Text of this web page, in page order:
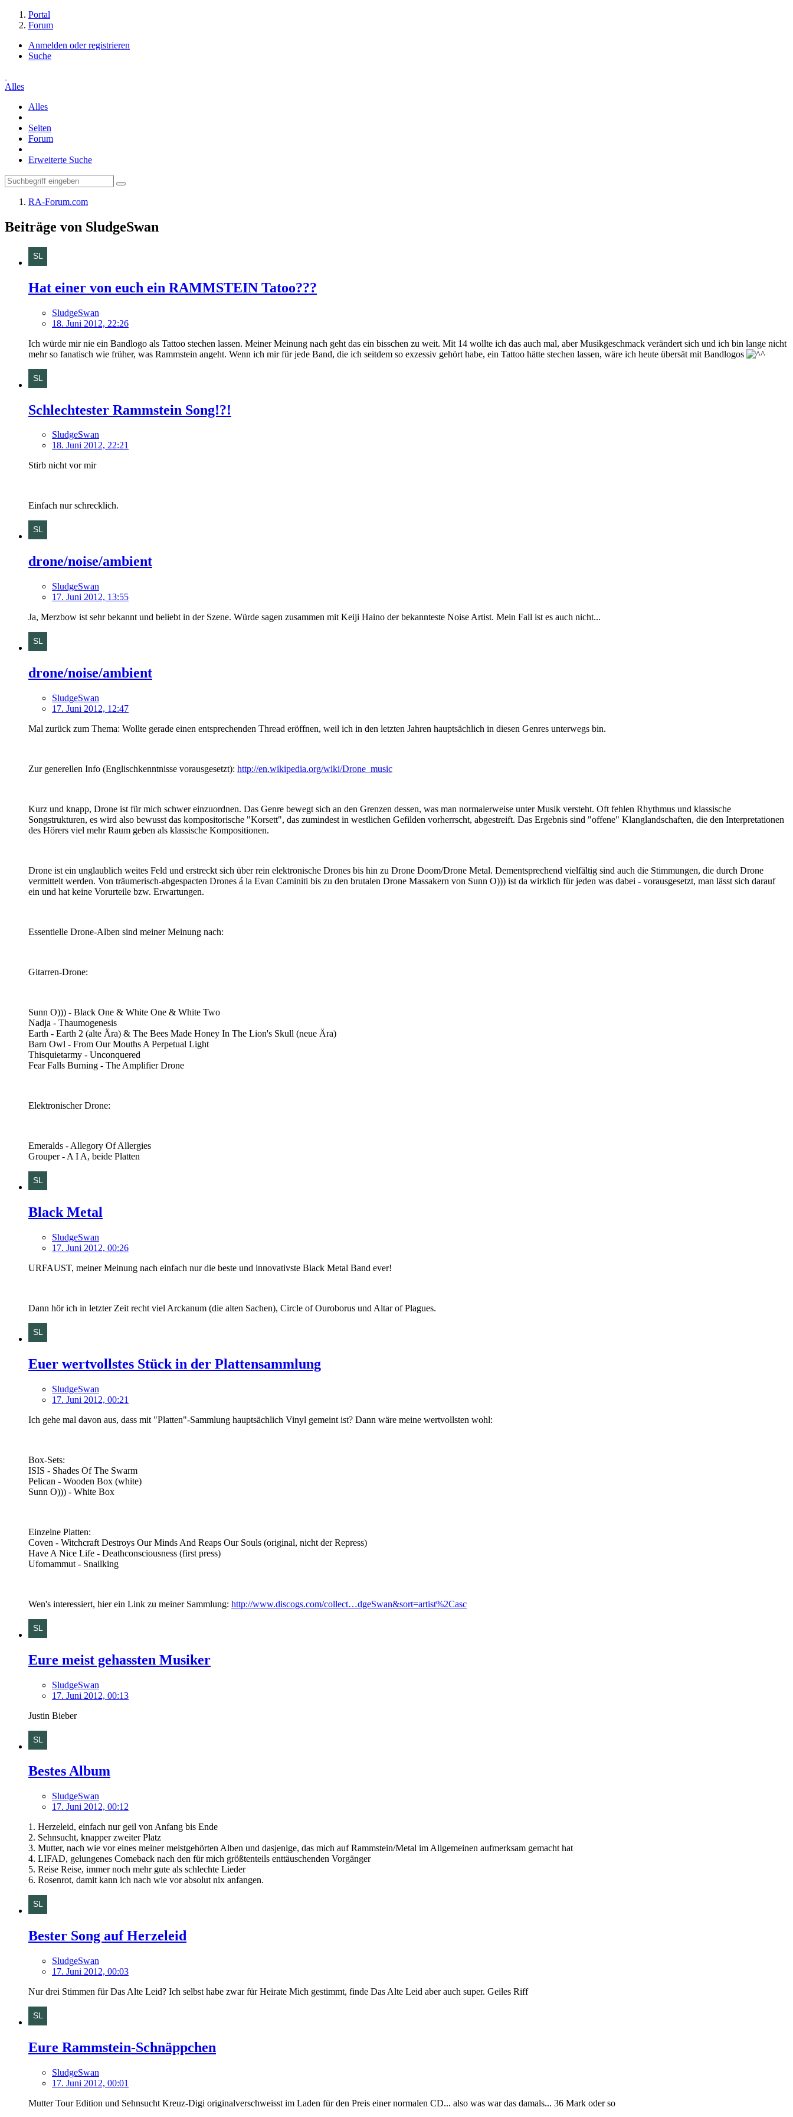
Portal
Forum
Anmelden oder registrieren
Suche
Alles
Alles
Seiten
Forum
Erweiterte Suche
RA-Forum.com
Beiträge von SludgeSwan
Hat einer von euch ein RAMMSTEIN Tatoo???
SludgeSwan
18. Juni 2012, 22:26
Ich würde mir nie ein Bandlogo als Tattoo stechen lassen. Meiner Meinung nach geht das ein bisschen zu weit. Mit 14 wollte ich das auch mal, aber Musikgeschmack verändert sich und ich bin lange nicht
mehr so fanatisch wie früher, was Rammstein angeht. Wenn ich mir für jede Band, die ich seitdem so exzessiv gehört habe, ein Tattoo hätte stechen lassen, wäre ich heute übersät mit Bandlogos
Schlechtester Rammstein Song!?!
SludgeSwan
18. Juni 2012, 22:21
Stirb nicht vor mir
Einfach nur schrecklich.
drone/noise/ambient
SludgeSwan
17. Juni 2012, 13:55
Ja, Merzbow ist sehr bekannt und beliebt in der Szene. Würde sagen zusammen mit Keiji Haino der bekannteste Noise Artist. Mein Fall ist es auch nicht...
drone/noise/ambient
SludgeSwan
17. Juni 2012, 12:47
Mal zurück zum Thema: Wollte gerade einen entsprechenden Thread eröffnen, weil ich in den letzten Jahren hauptsächlich in diesen Genres unterwegs bin.
Zur generellen Info (Englischkenntnisse vorausgesetzt): http://en.wikipedia.org/wiki/Drone_music
Kurz und knapp, Drone ist für mich schwer einzuordnen. Das Genre bewegt sich an den Grenzen dessen, was man normalerweise unter Musik versteht. Oft fehlen Rhythmus und klassische
Songstrukturen, es wird also bewusst das kompositorische "Korsett", das zumindest in westlichen Gefilden vorherrscht, abgestreift. Das Ergebnis sind "offene" Klanglandschaften, die den Interpretationen
des Hörers viel mehr Raum geben als klassische Kompositionen.
Drone ist ein unglaublich weites Feld und erstreckt sich über rein elektronische Drones bis hin zu Drone Doom/Drone Metal. Dementsprechend vielfältig sind auch die Stimmungen, die durch Drone
vermittelt werden. Von träumerisch-abgespacten Drones á la Evan Caminiti bis zu den brutalen Drone Massakern von Sunn O))) ist da wirklich für jeden was dabei - vorausgesetzt, man lässt sich darauf
ein und hat keine Vorurteile bzw. Erwartungen.
Essentielle Drone-Alben sind meiner Meinung nach:
Gitarren-Drone:
Sunn O))) - Black One & White One & White Two
Nadja - Thaumogenesis
Earth - Earth 2 (alte Ära) & The Bees Made Honey In The Lion's Skull (neue Ära)
Barn Owl - From Our Mouths A Perpetual Light
Thisquietarmy - Unconquered
Fear Falls Burning - The Amplifier Drone
Elektronischer Drone:
Emeralds - Allegory Of Allergies
Grouper - A I A, beide Platten
Black Metal
SludgeSwan
17. Juni 2012, 00:26
URFAUST, meiner Meinung nach einfach nur die beste und innovativste Black Metal Band ever!
Dann hör ich in letzter Zeit recht viel Arckanum (die alten Sachen), Circle of Ouroborus und Altar of Plagues.
Euer wertvollstes Stück in der Plattensammlung
SludgeSwan
17. Juni 2012, 00:21
Ich gehe mal davon aus, dass mit "Platten"-Sammlung hauptsächlich Vinyl gemeint ist? Dann wäre meine wertvollsten wohl:
Box-Sets:
ISIS - Shades Of The Swarm
Pelican - Wooden Box (white)
Sunn O))) - White Box
Einzelne Platten:
Coven - Witchcraft Destroys Our Minds And Reaps Our Souls (original, nicht der Repress)
Have A Nice Life - Deathconsciousness (first press)
Ufomammut - Snailking
Wen's interessiert, hier ein Link zu meiner Sammlung: http://www.discogs.com/collect…dgeSwan&sort=artist%2Casc
Eure meist gehassten Musiker
SludgeSwan
17. Juni 2012, 00:13
Justin Bieber
Bestes Album
SludgeSwan
17. Juni 2012, 00:12
1. Herzeleid, einfach nur geil von Anfang bis Ende
2. Sehnsucht, knapper zweiter Platz
3. Mutter, nach wie vor eines meiner meistgehörten Alben und dasjenige, das mich auf Rammstein/Metal im Allgemeinen aufmerksam gemacht hat
4. LIFAD, gelungenes Comeback nach den für mich größtenteils enttäuschenden Vorgänger
5. Reise Reise, immer noch mehr gute als schlechte Lieder
6. Rosenrot, damit kann ich nach wie vor absolut nix anfangen.
Bester Song auf Herzeleid
SludgeSwan
17. Juni 2012, 00:03
Nur drei Stimmen für Das Alte Leid? Ich selbst habe zwar für Heirate Mich gestimmt, finde Das Alte Leid aber auch super. Geiles Riff
Eure Rammstein-Schnäppchen
SludgeSwan
17. Juni 2012, 00:01
Mutter Tour Edition und Sehnsucht Kreuz-Digi originalverschweisst im Laden für den Preis einer normalen CD... also was war das damals... 36 Mark oder so